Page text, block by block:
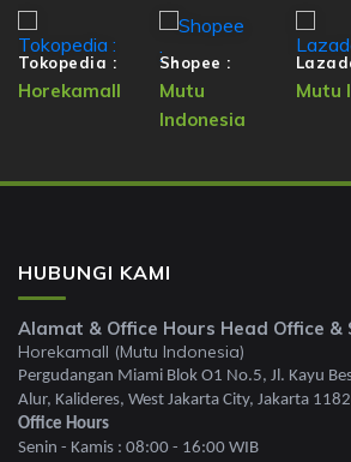
Tokopedia :
Horekamall
Shopee :
Mutu
Indonesia
Mutu
HUBUNGI KAMI
Alamat & Office Hours Head Office &
Horekamall (Mutu Indonesia)
Pergudangan Miami Blok O1 No.5, Jl. Kayu
Alur, Kalideres, West Jakarta City, Jakarta
Office Hours
Senin - Kamis : 08:00 - 16:00 WIB